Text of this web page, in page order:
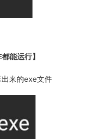
能运行】
来的exe文件